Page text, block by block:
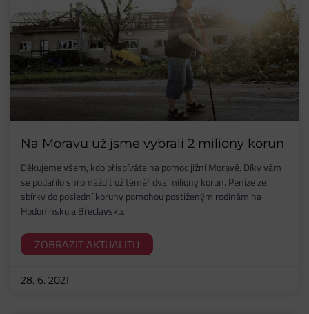
Na Moravu už jsme vybrali 2 miliony korun
Děkujeme všem, kdo přispíváte na pomoc jižní Moravě. Díky vám
se podařilo shromáždit už téměř dva miliony korun. Peníze ze
sbírky do poslední koruny pomohou postiženým rodinám na
Hodonínsku a Břeclavsku.
ZOBRAZIT AKTUALITU
28. 6. 2021